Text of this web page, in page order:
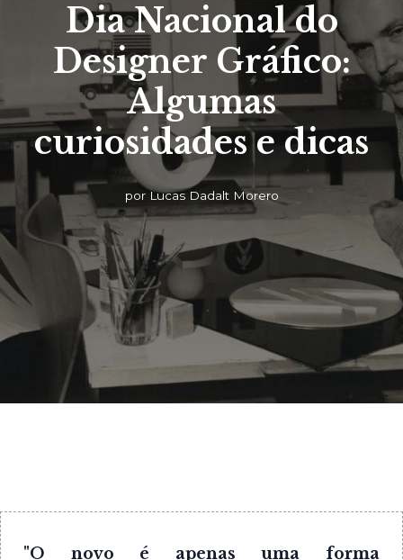
Dia Nacional do
Designer Gráfico:
Algumas
curiosidades e dicas
por Lucas Dadalt Morero
"O novo é apenas uma forma